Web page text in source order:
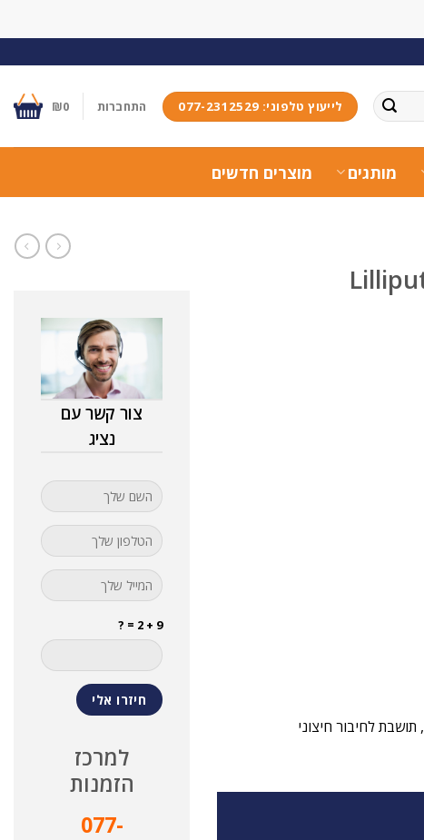
לייעוץ טלפוני: 077-2312529 התחברות ₪0
מותגים מוצרים חדשים
, תושבת לחיבור חיצוני
צור קשר עם
נציג
9 + 2 = ?
למרכז
הזמנות
077-